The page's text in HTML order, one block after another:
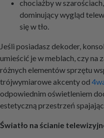
chociażby w
dominujący wygląd
się w tło.
Jeśli posiadasz dekoder,
umieścić je w meblach, czy na
różnych elementów sprzętu
trójwymiarowe akcenty od
odpowiednim oświetleniem
estetyczną przestrzeń
Światło na ścianie